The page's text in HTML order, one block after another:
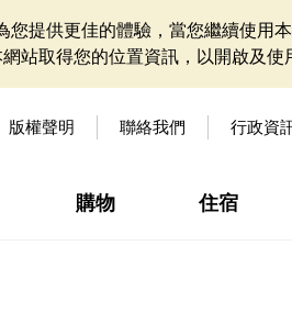
提供更佳的體驗，當您繼續使用
站取得您的位置資訊，以開啟及使
版權聲明 聯絡我們 行政資
購物 住宿